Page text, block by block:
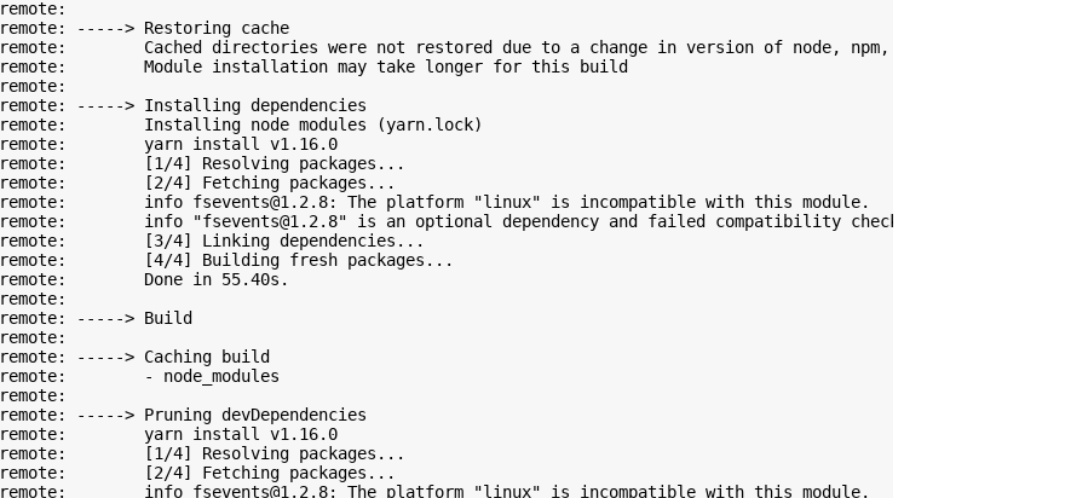
remote:
remote: -----> Restoring cache
remote:        Cached directories were not restored due to a change in version of node, npm, yarn or stack
remote:        Module installation may take longer for this build
remote:
remote: -----> Installing dependencies
remote:        Installing node modules (yarn.lock)
remote:        yarn install v1.16.0
remote:        [1/4] Resolving packages...
remote:        [2/4] Fetching packages...
remote:        info fsevents@1.2.8: The platform "linux" is incompatible with this module.
remote:        info "fsevents@1.2.8" is an optional dependency and failed compatibility check. Excluding it
remote:        [3/4] Linking dependencies...
remote:        [4/4] Building fresh packages...
remote:        Done in 55.40s.
remote:
remote: -----> Build
remote:
remote: -----> Caching build
remote:        - node_modules
remote:
remote: -----> Pruning devDependencies
remote:        yarn install v1.16.0
remote:        [1/4] Resolving packages...
remote:        [2/4] Fetching packages...
remote:        info fsevents@1.2.8: The platform "linux" is incompatible with this module.